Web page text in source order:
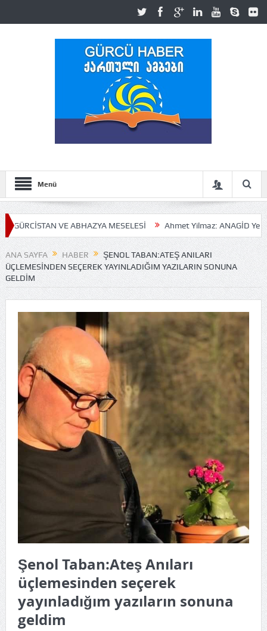
Menü
VE ABHAZYA MESELESİ Ahmet Yilmaz: ANAGİD Yeni Hizmet
ANA SAYFA HABER
ŞENOL TABAN:ATEŞ ANILARI
ÜÇLEMESINDEN SEÇEREK YAYINLADIĞIM YAZILARIN SONUNA
GELDIM
Şenol Taban:Ateş Anıları
üçlemesinden seçerek
yayınladığım yazıların sonuna
geldim